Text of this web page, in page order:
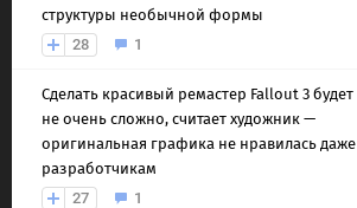
структуры необычной формы
28
1
Сделать красивый ремастер Fallout 3 будет
не очень сложно, считает художник —
оригинальная графика не нравилась даже
разработчикам
27
1